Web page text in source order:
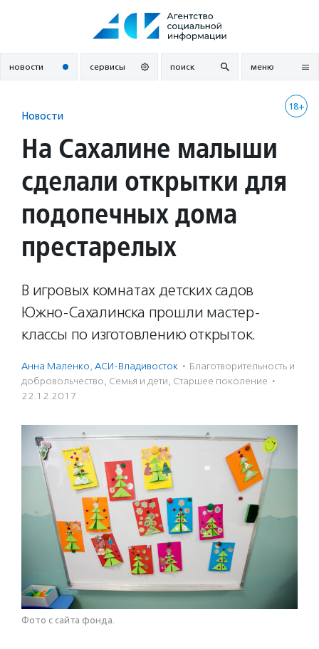
новости сервисы поиск меню
18+
Новости
На Сахалине малыши
сделали открытки для
подопечных дома
престарелых
В игровых комнатах детских садов
Южно-Сахалинска прошли мастер-
классы по изготовлению открыток.
Анна Маленко, АСИ-Владивосток · Благотвори­тель­ность и
доброволь­чест­во, Семья и дети, Старшее поколение ·
22.12.2017
Фото с сайта фонда.